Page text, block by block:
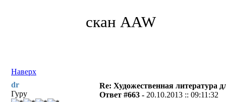
скан AAW
Наверх
dr
Гуру
Re: Художественная литература
Ответ #663 - 20.10.2013 :: 09:11:32